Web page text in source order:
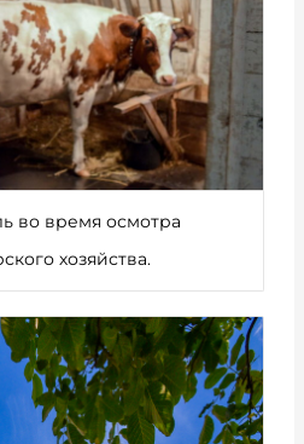
во время осмотра
хозяйства.